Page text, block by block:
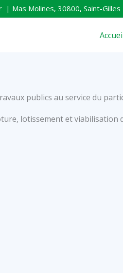
| Mas Molines, 30800, Saint-Gilles
publics au service du
lotissement et